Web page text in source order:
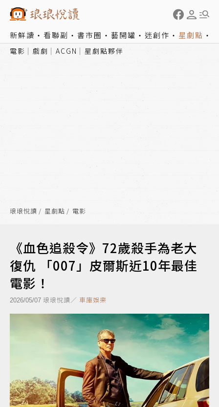
新鮮讀 看聯副 書市圈 藝開罐 迷創作 星劇點
電影 戲劇 ACGN 星劇點夥伴
琅琅悅讀 星劇點 電影
《血色追殺令》72歲殺手為老大
復仇 「007」皮爾斯近10年最佳
電影！
2026/05/07 琅琅悅讀／ 車庫娛樂